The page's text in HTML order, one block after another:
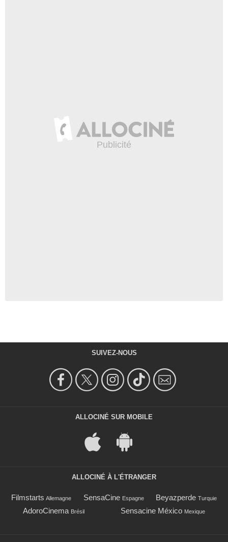
SUIVEZ-NOUS
ALLOCINÉ SUR MOBILE
ALLOCINÉ À L'ÉTRANGER
Filmstarts Allemagne SensaCine Espagne Beyazperde Turquie
AdoroCinema Brésil Sensacine México Mexique